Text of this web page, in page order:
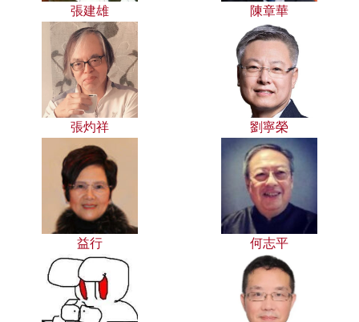
張建雄 陳章華
張灼祥 劉寧榮
益行 何志平